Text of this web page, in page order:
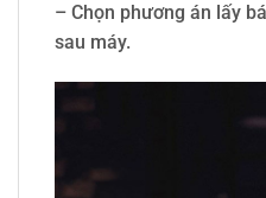
– Chọn phương án lấy
sau máy.